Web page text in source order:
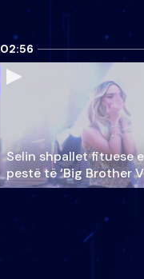
02:56
Selin shpallet fituese
pestë të ‘Big Brother